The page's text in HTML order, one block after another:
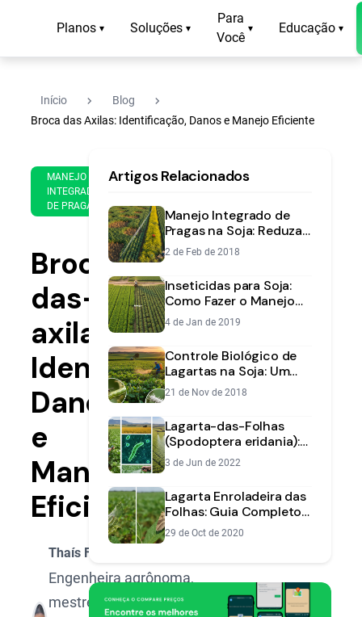
Planos ▾ Soluções ▾
Para
Você
▾ Educação ▾
Início navigate_next Blog navigate_next
Broca das Axilas: Identificação, Danos e Manejo Eficiente
MANEJO
INTEGRADO
DE PRAGAS
de
de
2021
min
leitura
Broca-
das-
axilas:
Identificação,
Danos
e
Manejo
Eficiente
Thaís Fagundes Matioli
Engenheira agrônoma,
mestre e doutora em
Artigos Relacionados
Manejo Integrado de
Pragas na Soja: Reduza
Custos e Aumente
Produtividade
2 de Feb de 2018
Inseticidas para Soja:
Como Fazer o Manejo
Certo para a Sua
Lavoura
4 de Jan de 2019
Controle Biológico de
Lagartas na Soja: Um
Guia Prático para Sua
Lavoura
21 de Nov de 2018
Lagarta-das-Folhas
(Spodoptera eridania):
Identificação e
Controle
3 de Jun de 2022
Lagarta Enroladeira das
Folhas: Guia Completo
de Identificação e
Manejo
29 de Oct de 2020